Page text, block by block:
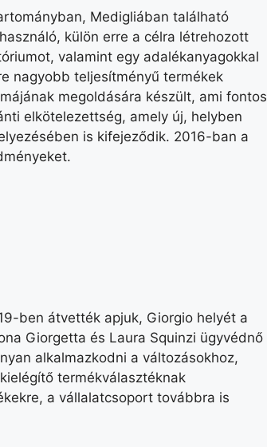
Medigliában található
külön erre a célra létrehozott
valamint egy adalékanyagokkal
nagyobb teljesítményű termékek
megoldására készült, ami fontos
elkötelezettség, amely új, helyben
is kifejeződik. 2016-ban a
ben átvették apjuk, Giorgio helyét a
Giorgetta és Laura Squinzi ügyvédnő
alkalmazkodni a változásokhoz,
termékválasztéknak
a vállalatcsoport továbbra is